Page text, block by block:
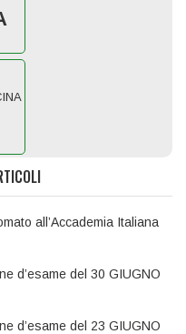
all’Accademia Italiana
d’esame del 30 GIUGNO
d’esame del 23 GIUGNO